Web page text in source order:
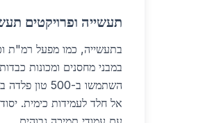
תעשייה ופרויקטים
בתעשייה, כמו מפעל רמ"ת
השתמשו ב-500 טון פלדה במחיר 6,200 ש"ח לטון.
אל חלד לעמידות כימית.